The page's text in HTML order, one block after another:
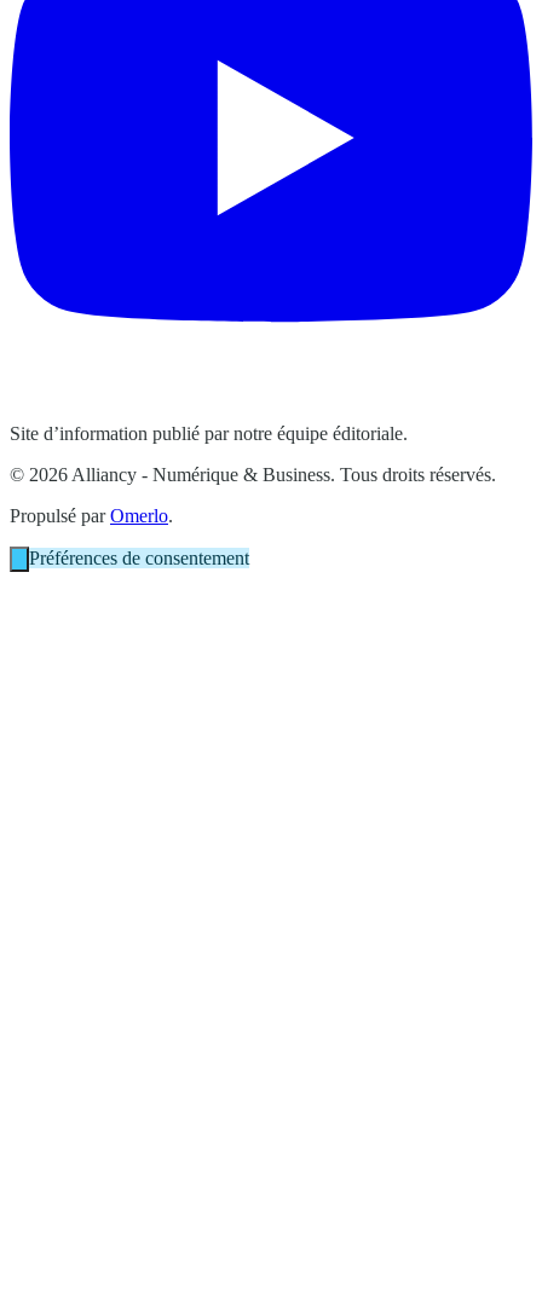
Site d’information publié par notre équipe éditoriale.
© 2026 Alliancy - Numérique & Business. Tous droits réservés.
Propulsé parOmerlo.
Préférences de consentement